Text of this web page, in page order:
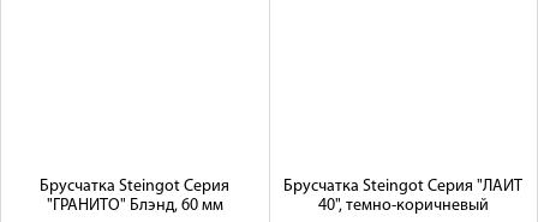
Брусчатка Steingot Серия
"ГРАНИТО" Блэнд, 60 мм
Брусчатка Steingot Серия "ЛАЙТ
40", темно-коричневый